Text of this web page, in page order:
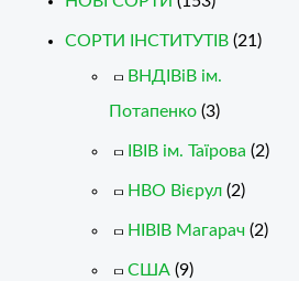
СОРТИ ІНСТИТУТІВ (21)
ВНДІВіВ ім.
Потапенко (3)
ІВІВ ім. Таїрова (2)
НВО Вієрул (2)
НІВІВ Магарач (2)
США (9)